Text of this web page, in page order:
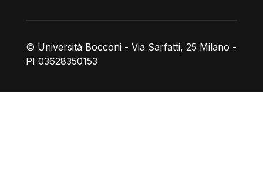
© Università Bocconi - Via Sarfatti, 25 Milano -
PI 03628350153